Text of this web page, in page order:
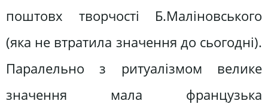
поштовх творчості Б.Маліновського
(яка не втратила значення до сьогодні).
Паралельно з ритуалізмом велике
значення мала французька